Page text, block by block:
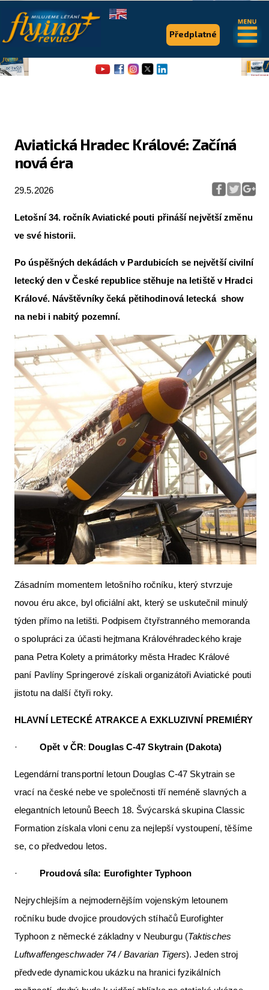
Aviatická Hradec Králové: Začíná
nová éra
29.5.2026
Letošní 34. ročník Aviatické pouti přináší největší změnu
ve své historii.
Po úspěšných dekádách v Pardubicích se největší civilní
letecký den v České republice stěhuje na letiště v Hradci
Králové. Návštěvníky čeká pětihodinová letecká show
na nebi i nabitý pozemní.
Zásadním momentem letošního ročníku, který stvrzuje
novou éru akce, byl oficiální akt, který se uskutečnil minulý
týden přímo na letišti. Podpisem čtyřstranného memoranda
o spolupráci za účasti hejtmana Královéhradeckého kraje
pana Petra Kolety a primátorky města Hradec Králové
paní Pavlíny Springerové získali organizátoři Aviatické pouti
jistotu na další čtyři roky.
HLAVNÍ LETECKÉ ATRAKCE A EXKLUZIVNÍ PREMIÉRY
· Opět v ČR: Douglas C-47 Skytrain (Dakota)
Legendární transportní letoun Douglas C-47 Skytrain se
vrací na české nebe ve společnosti tří neméně slavných a
elegantních letounů Beech 18. Švýcarská skupina Classic
Formation získala vloni cenu za nejlepší vystoupení, těšíme
se, co předvedou letos.
· Proudová síla: Eurofighter Typhoon
Nejrychlejším a nejmodernějším vojenským letounem
ročníku bude dvojice proudových stíhačů Eurofighter
Typhoon z německé základny v Neuburgu (Taktisches
Luftwaffengeschwader 74 / Bavarian Tigers). Jeden stroj
předvede dynamickou ukázku na hranici fyzikálních
Předplatné
.
Série & speciály
Letecká videa
Aktuální FR + archiv
VFR Communication app
The SAFE Guide app
Nabídky práce v letectví
Inzerujte s námi
E-SHOP